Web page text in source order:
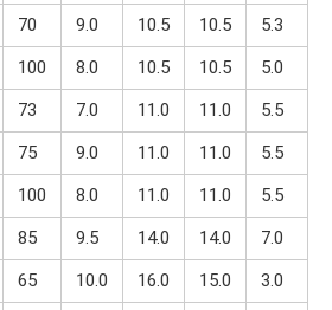
70 9.0 10.5 10.5 5.3
100 8.0 10.5 10.5 5.0
73 7.0 11.0 11.0 5.5
75 9.0 11.0 11.0 5.5
100 8.0 11.0 11.0 5.5
85 9.5 14.0 14.0 7.0
65 10.0 16.0 15.0 3.0